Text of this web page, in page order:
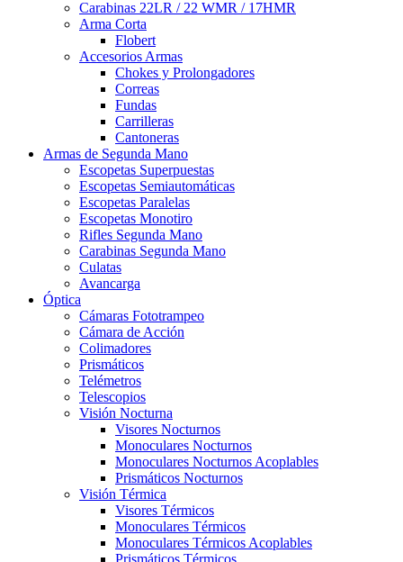
Carabinas 22LR / 22 WMR / 17HMR
Arma Corta
Flobert
Accesorios Armas
Chokes y Prolongadores
Correas
Fundas
Carrilleras
Cantoneras
Armas de Segunda Mano
Escopetas Superpuestas
Escopetas Semiautomáticas
Escopetas Paralelas
Escopetas Monotiro
Rifles Segunda Mano
Carabinas Segunda Mano
Culatas
Avancarga
Óptica
Cámaras Fototrampeo
Cámara de Acción
Colimadores
Prismáticos
Telémetros
Telescopios
Visión Nocturna
Visores Nocturnos
Monoculares Nocturnos
Monoculares Nocturnos Acoplables
Prismáticos Nocturnos
Visión Térmica
Visores Térmicos
Monoculares Térmicos
Monoculares Térmicos Acoplables